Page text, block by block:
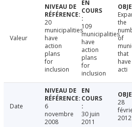
Valeur
20
municipalities
have
action
plans
for
inclusion
109
municipalities
have
action
plans
for
inclusion
the
of
that
have
acti
Date
6
novembre
2008
30 juin
2011
28
2012